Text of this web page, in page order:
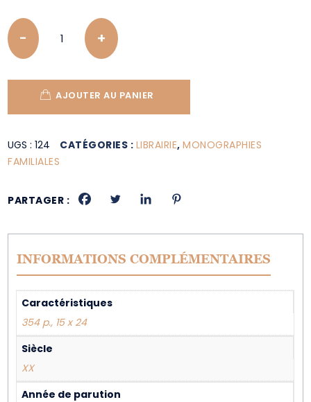
Quantity
AJOUTER AU PANIER
UGS :124 CATÉGORIES : LIBRAIRIE,MONOGRAPHIES
FAMILIALES
PARTAGER :
INFORMATIONS COMPLÉMENTAIRES
Caractéristiques
354 p., 15 x 24
Siècle
XX
Année de parution